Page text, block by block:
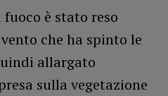
è stato reso
che ha spinto le
allargato
sulla vegetazione